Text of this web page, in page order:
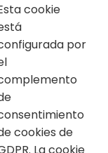
cookie
por
cookies de
La cookie